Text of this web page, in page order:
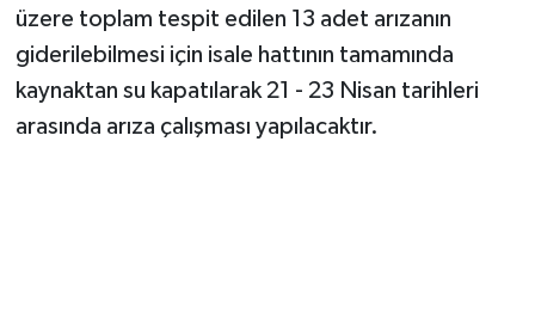
üzere toplam tespit edilen 13 adet arızanın
giderilebilmesi için isale hattının tamamında
kaynaktan su kapatılarak 21 - 23 Nisan tarihleri
arasında arıza çalışması yapılacaktır.